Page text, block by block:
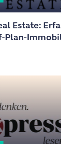
Estate:
Plan-